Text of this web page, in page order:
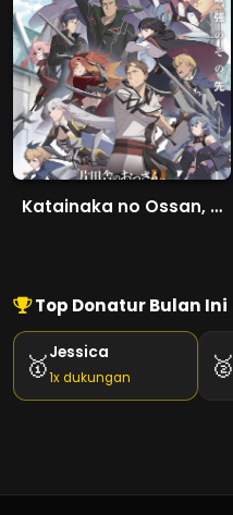
Katainaka no Ossan, Kensei ni Naru II
Top Donatur Bulan Ini
🥇Jessica
1x dukungan 🥈